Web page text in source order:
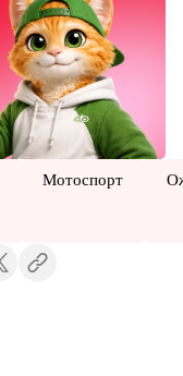
Мотоспорт